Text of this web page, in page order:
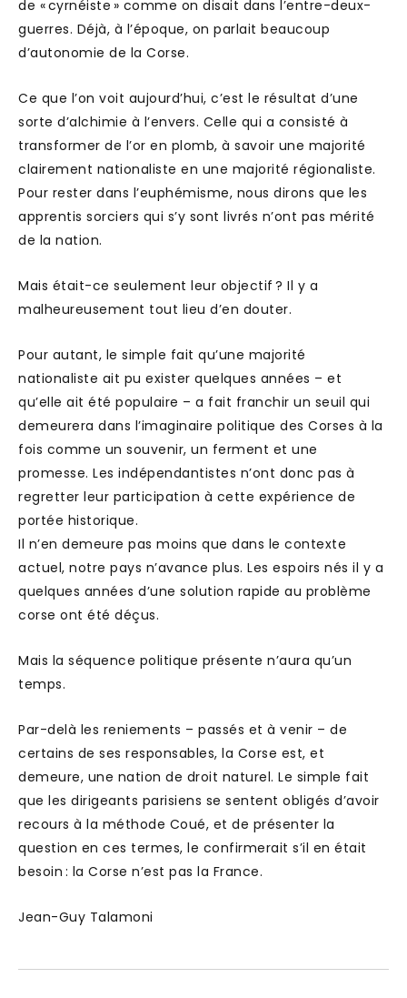
de « cyrnéiste » comme on disait dans l’entre-deux-
guerres. Déjà, à l’époque, on parlait beaucoup
d’autonomie de la Corse.
Ce que l’on voit aujourd’hui, c’est le résultat d’une
sorte d’alchimie à l’envers. Celle qui a consisté à
transformer de l’or en plomb, à savoir une majorité
clairement nationaliste en une majorité régionaliste.
Pour rester dans l’euphémisme, nous dirons que les
apprentis sorciers qui s’y sont livrés n’ont pas mérité
de la nation.
Mais était-ce seulement leur objectif ? Il y a
malheureusement tout lieu d’en douter.
Pour autant, le simple fait qu’une majorité
nationaliste ait pu exister quelques années – et
qu’elle ait été populaire – a fait franchir un seuil qui
demeurera dans l’imaginaire politique des Corses à la
fois comme un souvenir, un ferment et une
promesse. Les indépendantistes n’ont donc pas à
regretter leur participation à cette expérience de
portée historique.
Il n’en demeure pas moins que dans le contexte
actuel, notre pays n’avance plus. Les espoirs nés il y a
quelques années d’une solution rapide au problème
corse ont été déçus.
Mais la séquence politique présente n’aura qu’un
temps.
Par-delà les reniements – passés et à venir – de
certains de ses responsables, la Corse est, et
demeure, une nation de droit naturel. Le simple fait
que les dirigeants parisiens se sentent obligés d’avoir
recours à la méthode Coué, et de présenter la
question en ces termes, le confirmerait s’il en était
besoin : la Corse n’est pas la France.
Jean-Guy Talamoni